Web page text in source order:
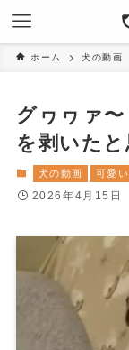
ホーム 犬の動画
グヮヮァ
を剥いた
犬の動画 可愛
2026年4月15日